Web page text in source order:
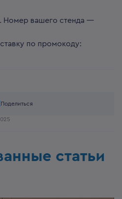
Номер вашего стенда —
по промокоду:
Поделиться
статьи